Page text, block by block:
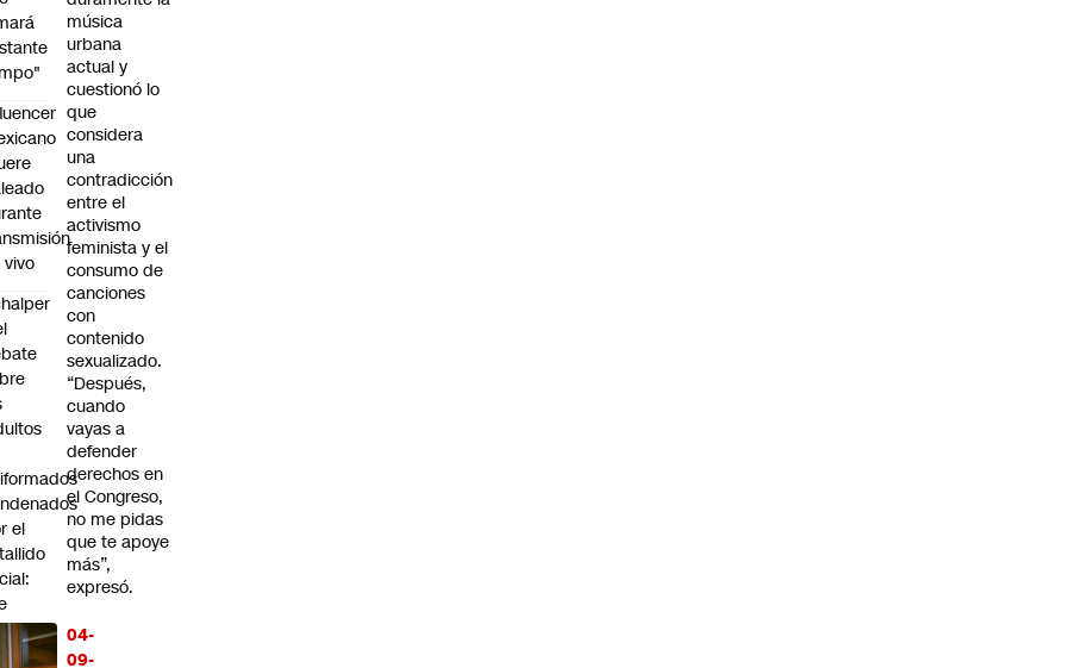
música
urbana
actual y
cuestionó lo
que
considera
una
contradicción
entre el
activismo
feminista y el
consumo de
canciones
con
contenido
sexualizado.
“Después,
cuando
vayas a
defender
derechos en
el Congreso,
no me pidas
que te apoye
más”,
expresó.
04-
09-
vivo
el
un